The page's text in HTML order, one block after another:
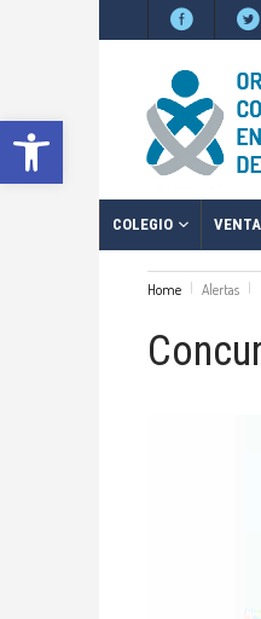
Abrir barra de herramientas
COLEGIO
Home Alertas